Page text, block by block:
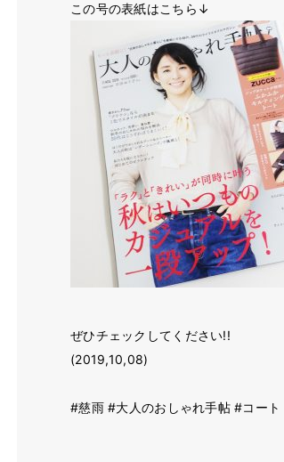
この号の表紙はこちら↓
ぜひチェックしてください!!
(2019,10,08)
#慈雨 #大人のおしゃれ手帖 #コー